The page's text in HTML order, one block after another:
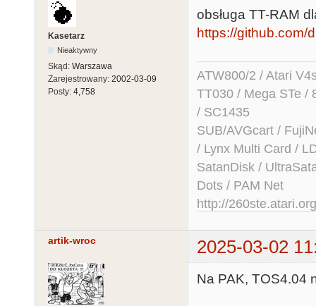
Kasetarz
Nieaktywny
Skąd: Warszawa
Zarejestrowany: 2002-03-09
Posty: 4,758
obsługa TT-RAM
https://github.com/
ATW800/2 / Atari
TT030 / Mega STe /
/ SC1435
SUB/AVGcart /
/ Lynx Multi Card /
SatanDisk /
Dots / PAM Net
http://260ste.atari.org
artik-wroc 2025-03-02
Na PAK, TOS4.04